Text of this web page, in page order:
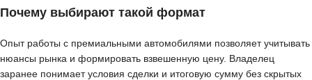
Почему выбирают такой формат
Опыт работы с премиальными автомобилями позволяет учитывать
нюансы рынка и формировать взвешенную цену. Владелец
заранее понимает условия сделки и итоговую сумму без скрытых